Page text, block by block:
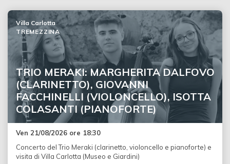
TRIO MERAKI: MARGHERITA DALFOVO
(CLARINETTO), GIOVANNI
FACCHINELLI (VIOLONCELLO), ISOTTA
COLASANTI (PIANOFORTE)
Villa Carlotta
TREMEZZINA
Ven 21/08/2026 ore 18:30
Concerto del Trio Meraki (clarinetto, violoncello e pianoforte) e
visita di Villa Carlotta (Museo e Giardini)